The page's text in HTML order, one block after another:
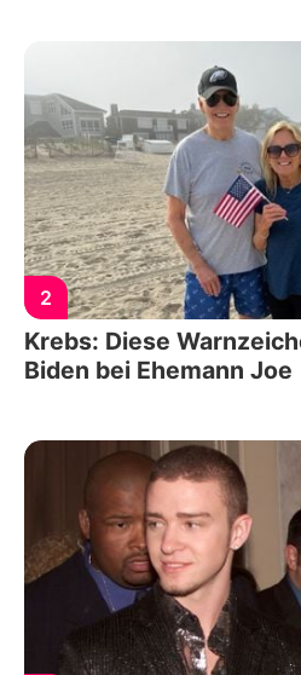
2
Krebs: Diese
Biden bei Ehemann Joe